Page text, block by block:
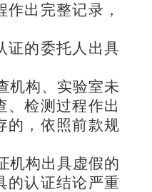
出完整记录，
证的委托人出具
机构、实验室未
、检测过程作出
的，依照前款规
机构出具虚假的
的认证结论严重